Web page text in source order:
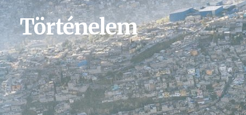
Történelem